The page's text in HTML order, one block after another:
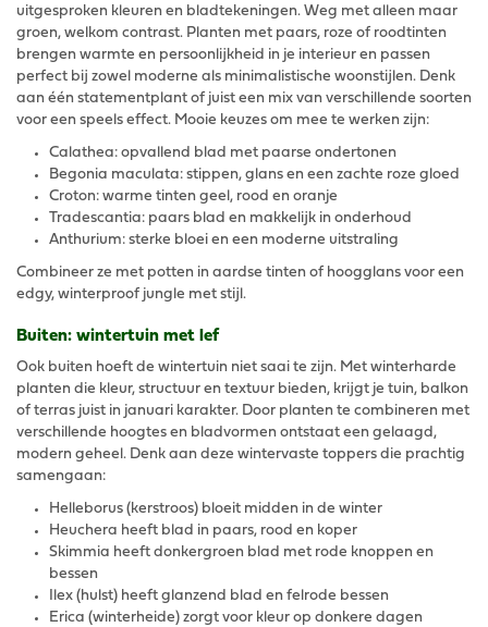
uitgesproken kleuren en bladtekeningen. Weg met alleen maar
groen, welkom contrast. Planten met paars, roze of roodtinten
brengen warmte en persoonlijkheid in je interieur en passen
perfect bij zowel moderne als minimalistische woonstijlen. Denk
aan één statementplant of juist een mix van verschillende soorten
voor een speels effect. Mooie keuzes om mee te werken zijn:
Calathea: opvallend blad met paarse ondertonen
Begonia maculata: stippen, glans en een zachte roze gloed
Croton: warme tinten geel, rood en oranje
Tradescantia: paars blad en makkelijk in onderhoud
Anthurium: sterke bloei en een moderne uitstraling
Combineer ze met potten in aardse tinten of hoogglans voor een
edgy, winterproof jungle met stijl.
Buiten: wintertuin met lef
Ook buiten hoeft de wintertuin niet saai te zijn. Met winterharde
planten die kleur, structuur en textuur bieden, krijgt je tuin, balkon
of terras juist in januari karakter. Door planten te combineren met
verschillende hoogtes en bladvormen ontstaat een gelaagd,
modern geheel. Denk aan deze wintervaste toppers die prachtig
samengaan:
Helleborus (kerstroos) bloeit midden in de winter
Heuchera heeft blad in paars, rood en koper
Skimmia heeft donkergroen blad met rode knoppen en
bessen
Ilex (hulst) heeft glanzend blad en felrode bessen
Erica (winterheide) zorgt voor kleur op donkere dagen